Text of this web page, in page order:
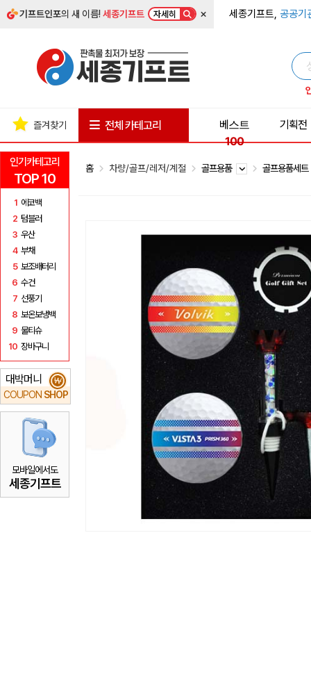
기프트인포의 새 이름!세종기프트 자세히 × 세종기프트, 공공기
인기카테고리
TOP 10
1 에코백
2 텀블러
3 우산
4 부채
5 보조배터리
6 수건
7 선풍기
8 보온보냉백
9 물티슈
10 장바구니
대박머니
COUPON SHOP
₩
모바일에서도
세종기프트
즐겨찾기 전체 카테고리
베스트
100
기획전
홈 차량/골프/레저/계절 골프용품 골프용품세